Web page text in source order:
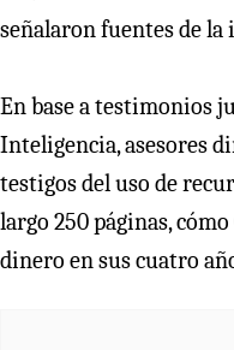
señalaron fuentes de
En base a testimonios
Inteligencia, asesores
testigos del uso de
largo 250 páginas,
dinero en sus cuatro